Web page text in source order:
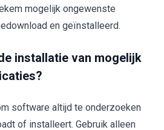
mogelijk ongewenste
en geïnstalleerd.
installatie van mogelijk
software altijd te onderzoeken
of installeert. Gebruik alleen